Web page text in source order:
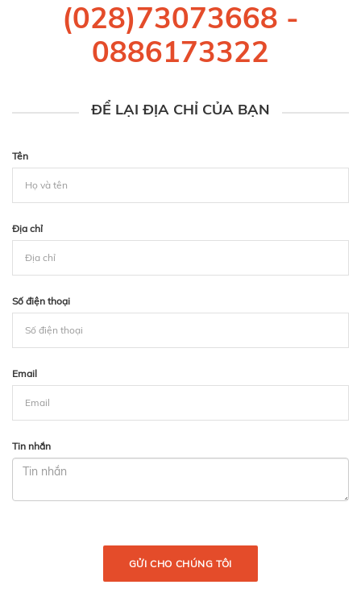
(028)73073668 -
0886173322
ĐỂ LẠI ĐỊA CHỈ CỦA BẠN
Tên
Địa chỉ
Số điện thoại
Email
Tin nhắn
GỬI CHO CHÚNG TÔI